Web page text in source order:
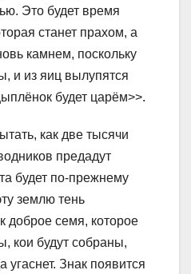
Это будет время
станет прахом, а
камнем, поскольку
и из яиц вылупятся
будет царём>>.
как две тысячи
предадут
будет по-прежнему
землю тень
доброе семя, которое
кои будут собраны,
угаснет. Знак появится